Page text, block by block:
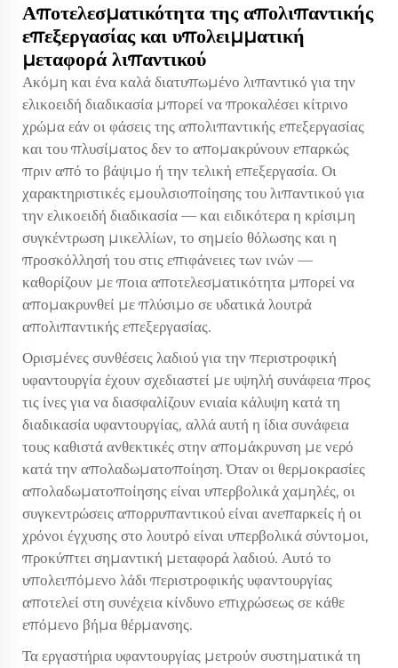
Αποτελεσματικότητα της απολιπαντικής
επεξεργασίας και υπολειμματική
μεταφορά λιπαντικού
Ακόμη και ένα καλά διατυπωμένο λιπαντικό για την
ελικοειδή διαδικασία μπορεί να προκαλέσει κίτρινο
χρώμα εάν οι φάσεις της απολιπαντικής επεξεργασίας
και του πλυσίματος δεν το απομακρύνουν επαρκώς
πριν από το βάψιμο ή την τελική επεξεργασία. Οι
χαρακτηριστικές εμουλσιοποίησης του λιπαντικού για
την ελικοειδή διαδικασία — και ειδικότερα η κρίσιμη
συγκέντρωση μικελλίων, το σημείο θόλωσης και η
προσκόλλησή του στις επιφάνειες των ινών —
καθορίζουν με ποια αποτελεσματικότητα μπορεί να
απομακρυνθεί με πλύσιμο σε υδατικά λουτρά
απολιπαντικής επεξεργασίας.
Ορισμένες συνθέσεις λαδιού για την περιστροφική
υφαντουργία έχουν σχεδιαστεί με υψηλή συνάφεια προς
τις ίνες για να διασφαλίζουν ενιαία κάλυψη κατά τη
διαδικασία υφαντουργίας, αλλά αυτή η ίδια συνάφεια
τους καθιστά ανθεκτικές στην απομάκρυνση με νερό
κατά την απολαδωματοποίηση. Όταν οι θερμοκρασίες
απολαδωματοποίησης είναι υπερβολικά χαμηλές, οι
συγκεντρώσεις απορρυπαντικού είναι ανεπαρκείς ή οι
χρόνοι έγχυσης στο λουτρό είναι υπερβολικά σύντομοι,
προκύπτει σημαντική μεταφορά λαδιού. Αυτό το
υπολειπόμενο λάδι περιστροφικής υφαντουργίας
αποτελεί στη συνέχεια κίνδυνο επιχρώσεως σε κάθε
επόμενο βήμα θέρμανσης.
Τα εργαστήρια υφαντουργίας μετρούν συστηματικά τη